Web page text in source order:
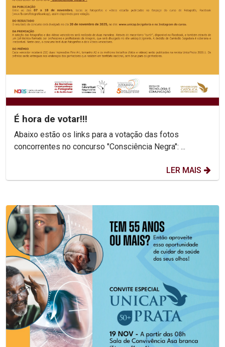
É hora de votar!!!
Abaixo estão os links para a votação das fotos
concorrentes no concurso "Consciência Negra": ...
LER MAIS